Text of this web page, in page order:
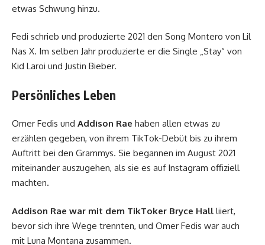
etwas Schwung hinzu.
Fedi schrieb und produzierte 2021 den Song Montero von Lil
Nas X. Im selben Jahr produzierte er die Single „Stay“ von
Kid Laroi und Justin Bieber.
Persönliches Leben
Omer Fedis und Addison Rae haben allen etwas zu
erzählen gegeben, von ihrem TikTok-Debüt bis zu ihrem
Auftritt bei den Grammys. Sie begannen im August 2021
miteinander auszugehen, als sie es auf Instagram offiziell
machten.
Addison Rae war mit dem TikToker Bryce Hall liiert,
bevor sich ihre Wege trennten, und Omer Fedis war auch
mit Luna Montana zusammen.